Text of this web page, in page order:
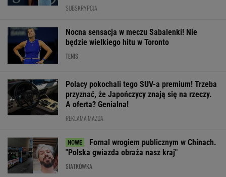
SUBSKRYPCJA
Nocna sensacja w meczu Sabalenki! Nie
będzie wielkiego hitu w Toronto
TENIS
Polacy pokochali tego SUV-a premium! Trzeba
przyznać, że Japończycy znają się na rzeczy.
A oferta? Genialna!
REKLAMA MAZDA
Fornal wrogiem publicznym w Chinach.
"Polska gwiazda obraża nasz kraj"
SIATKÓWKA